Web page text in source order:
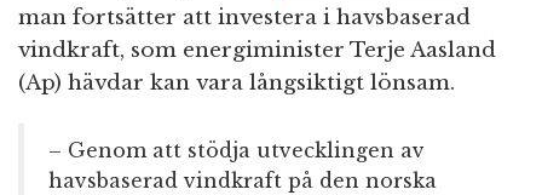
man fortsätter att investera i havsbaserad
vindkraft, som energiminister Terje Aasland
(Ap) hävdar kan vara långsiktigt lönsam.
– Genom att stödja utvecklingen av
havsbaserad vindkraft på den norska